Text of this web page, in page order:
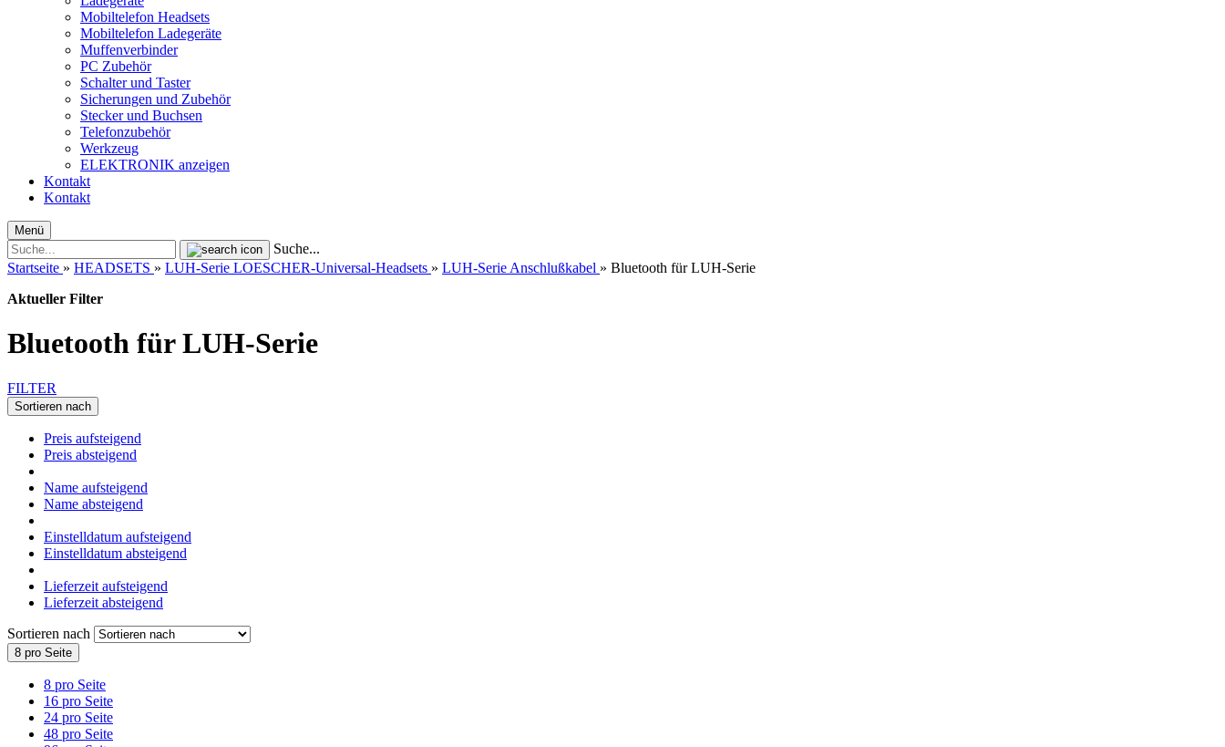
Mobiltelefon Headsets
Mobiltelefon Ladegeräte
Muffenverbinder
PC Zubehör
Schalter und Taster
Sicherungen und Zubehör
Stecker und Buchsen
Telefonzubehör
Werkzeug
ELEKTRONIK anzeigen
Kontakt
Kontakt
Menü
Suche...
Startseite » HEADSETS » LUH-Serie LOESCHER-Universal-Headsets » LUH-Serie Anschlußkabel » Bluetooth für LUH-Serie
Aktueller Filter
Bluetooth für LUH-Serie
FILTER
Sortieren nach
Preis aufsteigend
Preis absteigend
Name aufsteigend
Name absteigend
Einstelldatum aufsteigend
Einstelldatum absteigend
Lieferzeit aufsteigend
Lieferzeit absteigend
Sortieren nach
8 pro Seite
8 pro Seite
16 pro Seite
24 pro Seite
48 pro Seite